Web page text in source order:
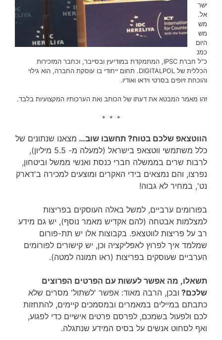
ישר
אל.
מש
מש
היום
כמנ
כ"ל חברת IPSC, המתמקדת במודיעין ובסייבר, וכחבר המזכירות
הכללית של DIGITALPOL. תחום ייחודי בו עוסקת החברה, הוא גילוי
והוכחת זיופים בסרטי וידאו ואודיו.
זהו מאמר המבטא את דעתו של הכותב ואת הערכותיו המקצועיות בלבד.
* * *
הווטצאפ שלכם בטוח? תחשבו שוב… מצאנו שנתונים של
כלל משתמשי ווטצאפ בישראל (למעלה מ- 5.5 מיליון),
לרבות שרים בממשלה חברי כנסת ואנשי ממשל וביטחון,
נפרצו, והם נמצאים בידי האקרים ומוצעים למכירה ב'דארק
נט', במחיר לא גבוה!
בפורומים ערביים, למשל באלה העוסקים בפריצות
למצלמות אבטחה (להם אקדיש מאמר נוסף), יש גם מידע
רב על פריצות לווטצאפ. בקבוצות אלו יש תת-פורום
שמלמד איך לפרוץ לאפליקציה וכן, יש קישורים לפורומים
הערביים שעוסקים בפריצות (ראו תמונה למטה).
תשאלו, מה אפשר לעשות עם הפרטים הפרוצים
שלכם? ובכן, הרבה מאוד: אפשר 'לשתול' מסרים שלא
כתבתם במיילים במאמרים ובמסמכים קיימים, להתחזות
לכם ולפעול בשמכם, לפרסם פרטים אישיים כדי לפגוע,
ואף לסחוט אנשים על בסיס המידע שנתגלה.